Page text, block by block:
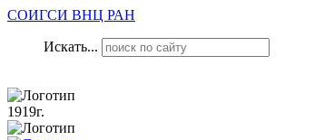
СОИГСИ ВНЦ РАН
Искать...
1919г.